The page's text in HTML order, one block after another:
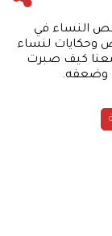
النساء في
وحكايات لنساء
معنا كيف صبرت
وضعفه.